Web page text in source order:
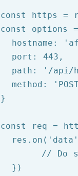
const https =
const options
  hostname:
  port:
443 ,
  path:
'/api/
  method:
}
const req =
  res.on(
'data'
// Do
  })